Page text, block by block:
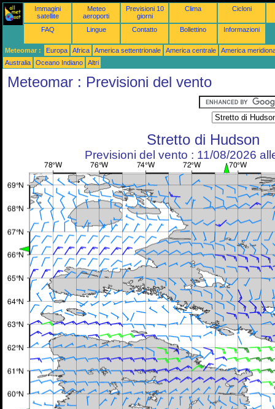
Immagini
satellite
Meteo
aeroporti
Previsioni 10
giorni
Clima Cicloni
FAQ Lingue Contatto Bollettino Informazioni
Meteomar : Europa Africa America settentrionale America centrale
America
Australia
Oceano Indiano Altri
Meteomar : Previsioni del vento
Stretto di Hudson
Previsioni del vento : 11/08/2026